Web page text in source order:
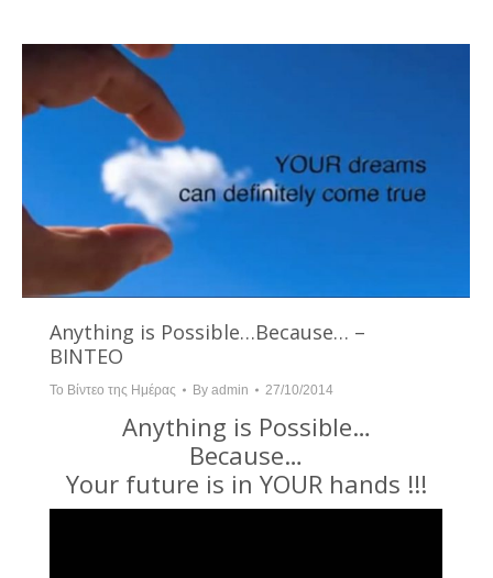
Anything is Possible…Because… –
BINTEO
Το Βίντεο της Ημέρας By admin 27/10/2014
Anything is Possible…
Because…
Your future is in YOUR hands !!!